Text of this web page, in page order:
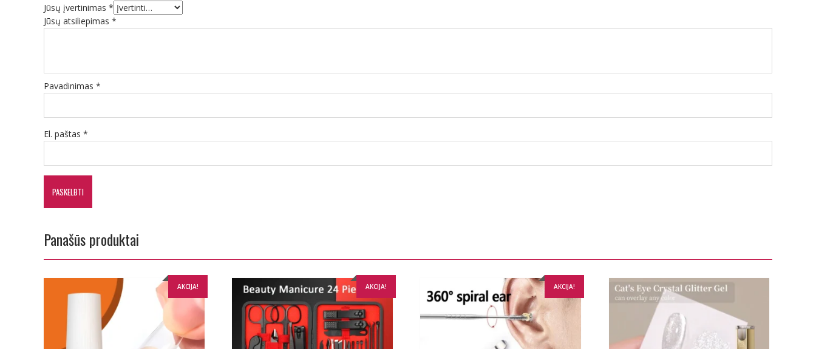
Jūsų įvertinimas *
Jūsų atsiliepimas *
Pavadinimas *
El. paštas *
Panašūs produktai
AKCIJA! AKCIJA! AKCIJA!